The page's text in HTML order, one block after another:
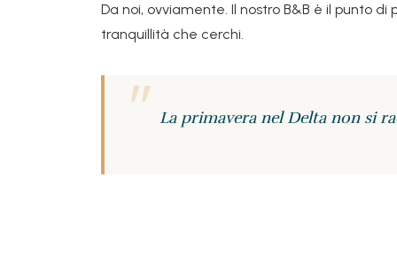
Da noi, ovviamente. Il nostro B&B è il punto
tranquillità che cerchi.
La primavera nel Delta non si